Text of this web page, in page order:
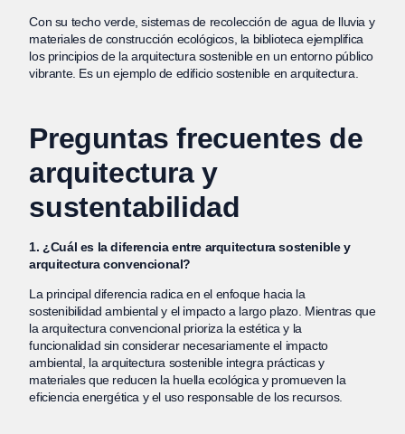
Con su techo verde, sistemas de recolección de agua de lluvia y
materiales de construcción ecológicos, la biblioteca ejemplifica
los principios de la arquitectura sostenible en un entorno público
vibrante. Es un ejemplo de edificio sostenible en arquitectura.
Preguntas frecuentes de
arquitectura y
sustentabilidad
1. ¿Cuál es la diferencia entre arquitectura sostenible y
arquitectura convencional?
La principal diferencia radica en el enfoque hacia la
sostenibilidad ambiental y el impacto a largo plazo. Mientras que
la arquitectura convencional prioriza la estética y la
funcionalidad sin considerar necesariamente el impacto
ambiental, la arquitectura sostenible integra prácticas y
materiales que reducen la huella ecológica y promueven la
eficiencia energética y el uso responsable de los recursos.